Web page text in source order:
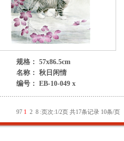
规格： 57x86.5cm
名称： 秋日闲情
编号： EB-10-049 x
97 1 2 8 :页次:1/2页 共17条记录 10条/页